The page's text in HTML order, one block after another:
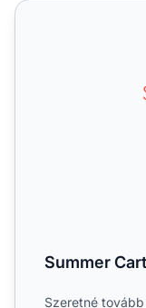
Summer Cart
Summer Cart
Szeretné